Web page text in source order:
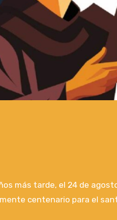
más tarde, el 24 de
centenario para el